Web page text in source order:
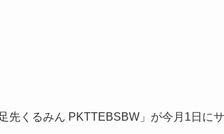
先くるみん PKTTEBSBW」が今月1日に